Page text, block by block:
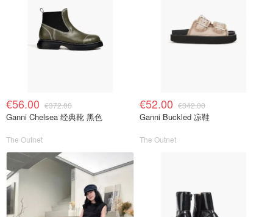
€56.00 €372.00
Ganni Chelsea 经典靴 黑色
The Outnet
€52.00 €342.00
Ganni Buckled 凉鞋
The Outnet